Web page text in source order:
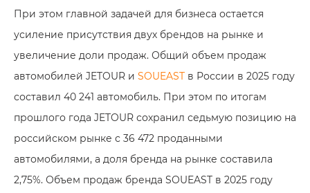
При этом главной задачей для бизнеса остается
усиление присутствия двух брендов на рынке и
увеличение доли продаж. Общий объем продаж
автомобилей JETOUR и SOUEAST в России в 2025 году
составил 40 241 автомобиль. При этом по итогам
прошлого года JETOUR сохранил седьмую позицию на
российском рынке с 36 472 проданными
автомобилями, а доля бренда на рынке составила
2,75%. Объем продаж бренда SOUEAST в 2025 году